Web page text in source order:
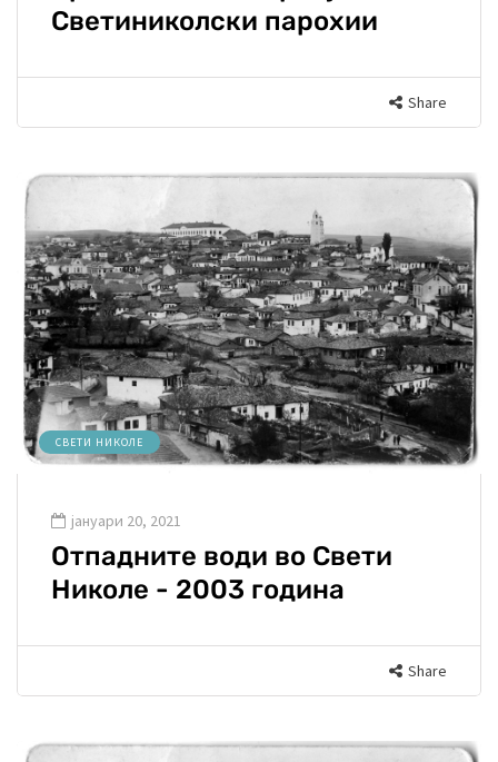
Светиниколски парохии
Share
СВЕТИ НИКОЛЕ
јануари 20, 2021
Отпадните води во Свети
Николе - 2003 година
Share